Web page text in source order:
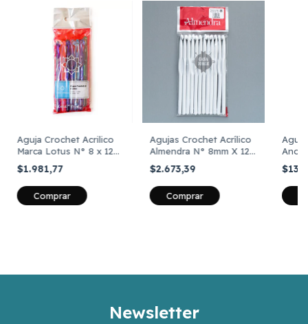
Aguja Crochet Acrilico
Marca Lotus N° 8 x 12
unidades
$1.981,77
Agujas Crochet Acrílico
Almendra N° 8mm X 12
Unidades
$2.673,39
x 12
Newsletter